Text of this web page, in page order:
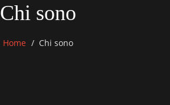
Chi sono
Home Chi sono